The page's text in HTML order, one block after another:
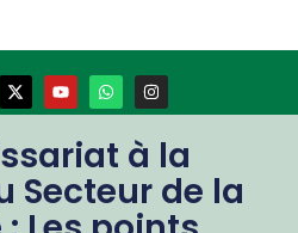
à la
Secteur de la